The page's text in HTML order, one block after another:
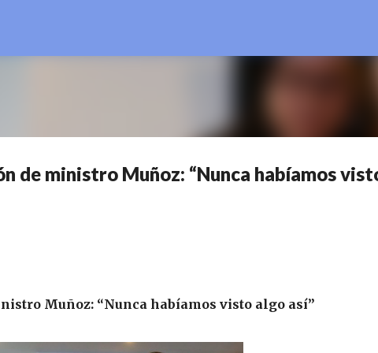
de ministro Muñoz: “Nunca habíamos
Muñoz: “Nunca habíamos visto algo así”